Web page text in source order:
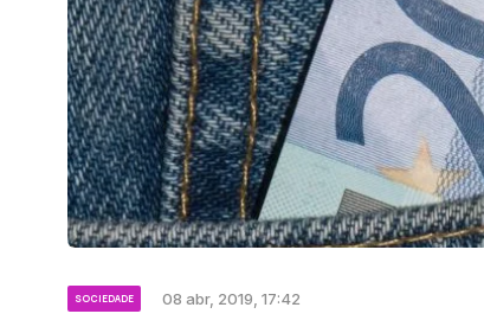
SOCIEDADE 08 abr, 2019, 17:42